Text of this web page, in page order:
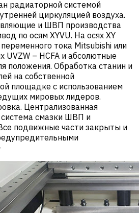
радиаторной системой
циркуляцией воздуха.
и ШВП производства
по осям XYVU. На осях XY
тока Mitsubishi или
UVZW – HCFA и абсолютные
положения. Обработка станин и
на собственной
площадке с использованием
мировых лидеров.
Централизованная
система смазки ШВП и
подвижные части закрыты и